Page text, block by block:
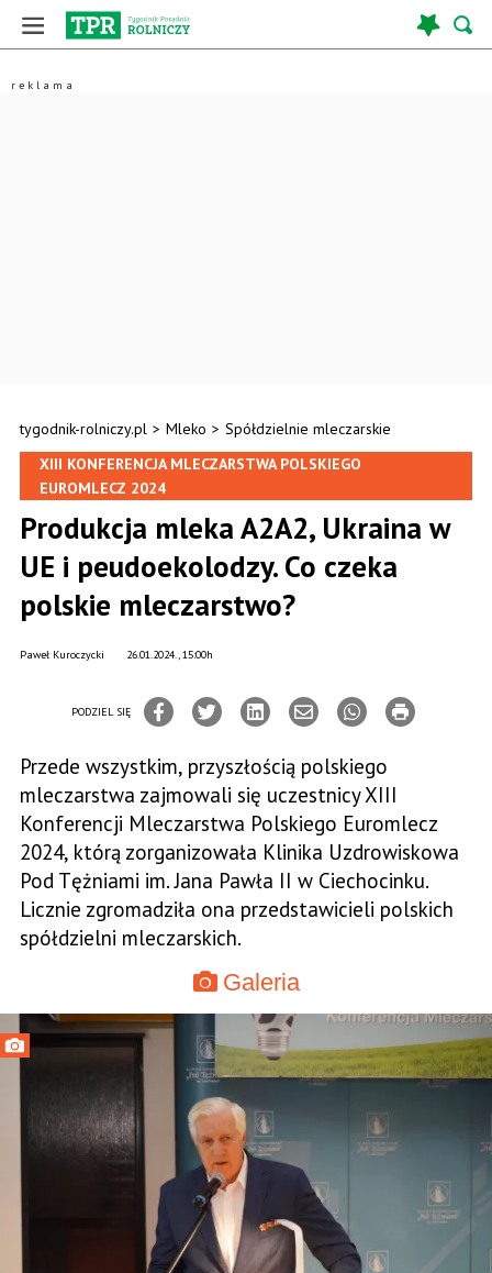
tygodnik-rolniczy.pl > Mleko > Spółdzielnie mleczarskie
XIII KONFERENCJA MLECZARSTWA POLSKIEGO
EUROMLECZ 2024
Produkcja mleka A2A2, Ukraina w
UE i peudoekolodzy. Co czeka
polskie mleczarstwo?
26.01.2024., 15:00h
Paweł Kuroczycki
PODZIEL SIĘ
Przede wszystkim, przyszłością polskiego
mleczarstwa zajmowali się uczestnicy XIII
Konferencji Mleczarstwa Polskiego Euromlecz
2024, którą zorganizowała Klinika Uzdrowiskowa
Pod Tężniami im. Jana Pawła II w Ciechocinku.
Licznie zgromadziła ona przedstawicieli polskich
spółdzielni mleczarskich.
Galeria